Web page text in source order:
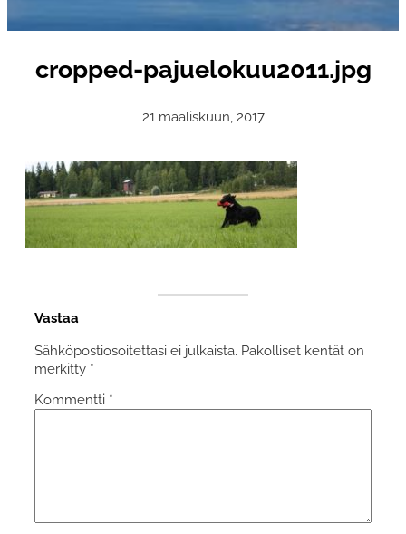
cropped-pajuelokuu2011.jpg
21 maaliskuun, 2017
Vastaa
Sähköpostiosoitettasi ei julkaista. Pakolliset kentät on
merkitty *
Kommentti *